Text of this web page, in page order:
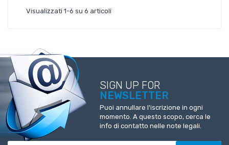
Visualizzati 1-6 su 6 articoli
SIGN UP FOR
NEWSLETTER
Puoi annullare l'iscrizione in ogni
momento. A questo scopo, cerca le
info di contatto nelle note legali.